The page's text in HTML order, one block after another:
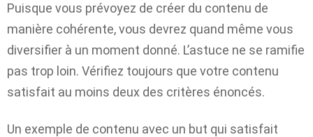
Puisque vous prévoyez de créer du contenu de
manière cohérente, vous devrez quand même vous
diversifier à un moment donné. L’astuce ne se ramifie
pas trop loin. Vérifiez toujours que votre contenu
satisfait au moins deux des critères énoncés.
Un exemple de contenu avec un but qui satisfait